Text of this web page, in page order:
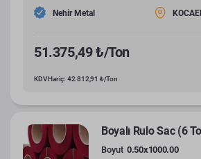
Nehir Metal
51.375,49 ₺/Ton
KDV Hariç: 42.812,91 ₺/Ton
Boyalı Rulo Sac (6
Boyut 0.50x1000.00